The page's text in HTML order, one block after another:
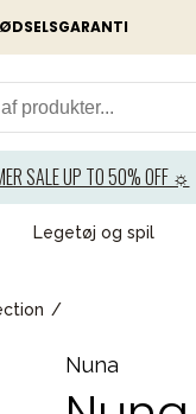
SALE UP TO 50% OFF ☼
Legetøj og spil
Nuna